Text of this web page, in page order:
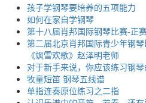
孩子学钢琴要培养的五项能力
如何在家自学钢琴
第十八届肖邦国际钢琴比赛-正
第二届北京肖邦国际青少年钢
《飒雪欢歌》赵泽明老师
对于新手来说，你应该练习钢
牧童短笛 钢琴五线谱
单指连奏原位练习之二指